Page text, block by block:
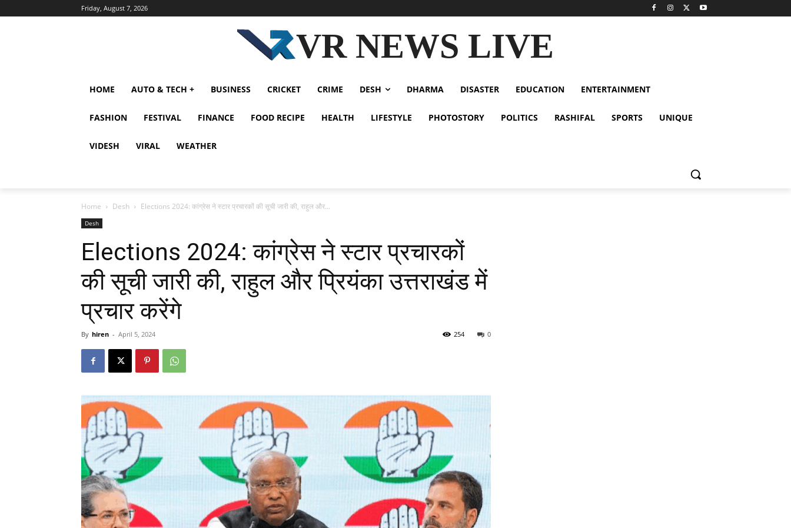
Friday, August 7, 2026
VR NEWS LIVE
HOME AUTO & TECH + BUSINESS CRICKET CRIME DESH DHARMA DISASTER EDUCATION ENTERTAINMENT
FASHION FESTIVAL FINANCE FOOD RECIPE HEALTH LIFESTYLE PHOTOSTORY POLITICS RASHIFAL SPORTS UNIQUE
VIDESH VIRAL WEATHER
Home Desh Elections 2024: कांग्रेस ने स्टार प्रचारकों की सूची जारी की, राहुल और...
Desh
Elections 2024: कांग्रेस ने स्टार प्रचारकों
की सूची जारी की, राहुल और प्रियंका उत्तराखंड में
प्रचार करेंगे
By hiren - April 5, 2024 0
254